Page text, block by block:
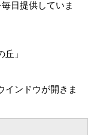
日提供していま
」
インドウが開きま